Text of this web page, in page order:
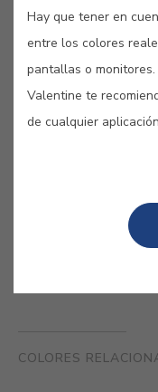
Es una
color entre
utilizada por
COLORES
Hay que tener en
entre los colores
pantallas o
Valentine te
de cualquier